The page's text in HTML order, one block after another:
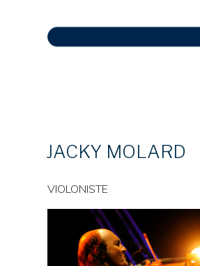
JACKY MOLARD
VIOLONISTE